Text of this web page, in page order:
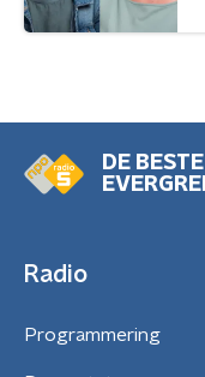
DE BESTE
Radio
Programmering